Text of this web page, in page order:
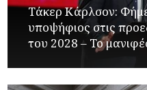
Τάκερ Κάρλσον:
υποψήφιος στις
του 2028 – Το